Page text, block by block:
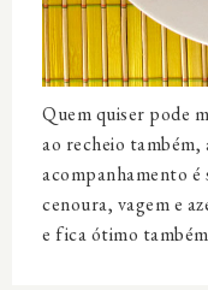
Quem quiser pode
ao recheio também,
acompanhamento é
cenoura, vagem e
e fica ótimo